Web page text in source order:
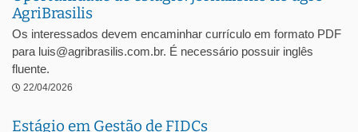
AgriBrasilis
Os interessados devem encaminhar currículo em formato PDF
para luis@agribrasilis.com.br. É necessário possuir inglês
fluente.
22/04/2026
Estágio em Gestão de FIDCs